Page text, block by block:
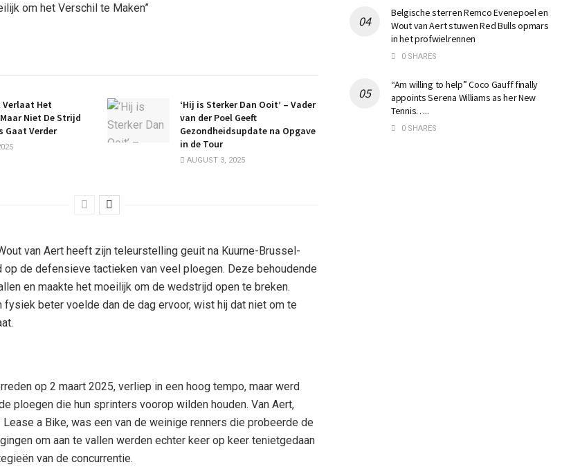
om het Verschil te Maken”
Verlaat Het
Niet De Strijd
Gaat Verder
‘Hij is Sterker Dan Ooit’ – Vader
van der Poel Geeft
Gezondheidsupdate na Opgave
in de Tour
AUGUST 3, 2025
van Aert heeft zijn teleurstelling geuit na Kuurne-Brussel-
op de defensieve tactieken van veel ploegen. Deze behoudende
en maakte het moeilijk om de wedstrijd open te breken.
fysiek beter voelde dan de dag ervoor, wist hij dat niet om te
op 2 maart 2025, verliep in een hoog tempo, maar werd
ploegen die hun sprinters voorop wilden houden. Van Aert,
a Bike, was een van de weinige renners die probeerde de
om aan te vallen werden echter keer op keer tenietgedaan
van de concurrentie.
Belgische sterren Remco Evenepoel en
Wout van Aert stuwen Red Bulls opmars
in het profwielrennen
0 SHARES
“Am willing to help” Coco Gauff finally
appoints Serena Williams as her New
Tennis…..
0 SHARES